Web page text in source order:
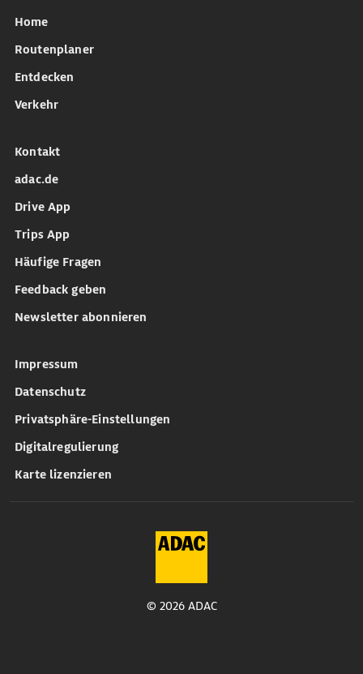
Home
Routenplaner
Entdecken
Verkehr
Kontakt
adac.de
Drive App
Trips App
Häufige Fragen
Feedback geben
Newsletter abonnieren
Impressum
Datenschutz
Privatsphäre-Einstellungen
Digitalregulierung
Karte lizenzieren
© 2026 ADAC